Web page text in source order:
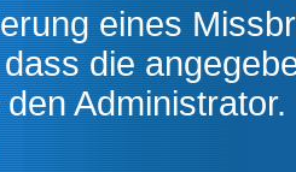
eines
die
Administrator.